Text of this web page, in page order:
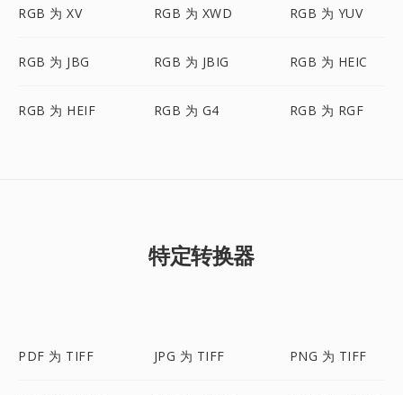
RGB 为 XV RGB 为 XWD RGB 为 YUV
RGB 为 JBG RGB 为 JBIG RGB 为 HEIC
RGB 为 HEIF RGB 为 G4 RGB 为 RGF
特定转换器
PDF 为 TIFF JPG 为 TIFF PNG 为 TIFF